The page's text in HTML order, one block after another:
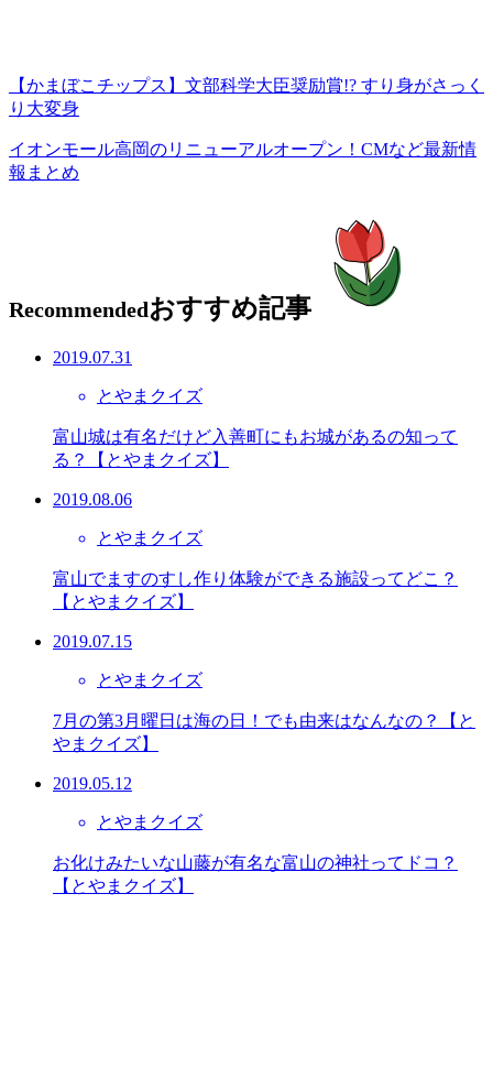
【かまぼこチップス】文部科学大臣奨励賞!? すり身がさっく
り大変身
イオンモール高岡のリニューアルオープン！CMなど最新情
報まとめ
Recommendedおすすめ記事
2019.07.31
とやまクイズ
富山城は有名だけど入善町にもお城があるの知って
る？【とやまクイズ】
2019.08.06
とやまクイズ
富山でますのすし作り体験ができる施設ってどこ？
【とやまクイズ】
2019.07.15
とやまクイズ
7月の第3月曜日は海の日！でも由来はなんなの？【と
やまクイズ】
2019.05.12
とやまクイズ
お化けみたいな山藤が有名な富山の神社ってドコ？
【とやまクイズ】